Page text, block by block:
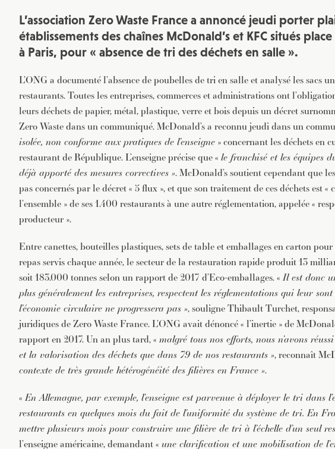
L’association Zero Waste France a annoncé jeudi porter
établissements des chaînes McDonald’s et KFC situés
à Paris, pour « absence de tri des déchets en salle ».
L’ONG a documenté l’absence de poubelles de tri en salle et analysé les sacs
restaurants. Toutes les entreprises, commerces et administrations ont
leurs déchets de papier, métal, plastique, verre et bois depuis un décret
Zero Waste dans un communiqué. McDonald’s a reconnu jeudi dans un
isolée, non conforme aux pratiques de l’enseigne » concernant les déchets en
restaurant de République. L’enseigne précise que « le franchisé et les équipes
déjà apporté des mesures correctives ». McDonald’s soutient cependant que
pas concernés par le décret « 5 flux », et que son traitement de ces déchets est «
l’ensemble » de ses 1.400 restaurants à une autre réglementation, appelée «
producteur ».
Entre canettes, bouteilles plastiques, sets de table et emballages en carton
repas servis chaque année, le secteur de la restauration rapide produit 13
soit 183.000 tonnes selon un rapport de 2017 d’Eco-emballages. «Il est donc
plus généralement les entreprises, respectent les réglementations qui leur
l’économie circulaire ne progressera pas », souligne Thibault Turchet,
juridiques de Zero Waste France. L’ONG avait dénoncé « l’inertie » de
rapport en 2017. Un an plus tard, « malgré tous nos efforts, nous n’avons
et la valorisation des déchets que dans 79 de nos restaurants », reconnaît
contexte de très grande hétérogénéité des filières en France ».
«En Allemagne, par exemple, l’enseigne est parvenue à déployer le tri dans
restaurants en quelques mois du fait de l’uniformité du système de tri. En
mettre plusieurs mois pour construire une filière de tri à l’échelle d’un seul
l’enseigne américaine, demandant « une clarification et une mobilisation de